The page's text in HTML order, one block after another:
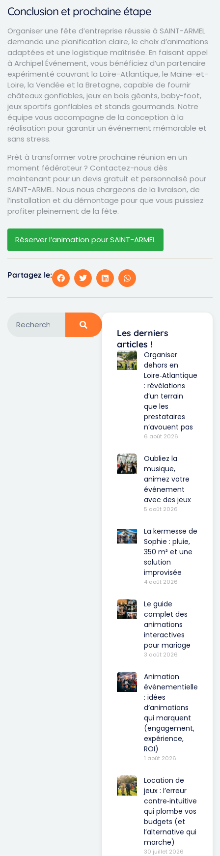
Conclusion et prochaine étape
Organiser une fête d’entreprise réussie à SAINT-ARMEL
demande une planification claire, le choix d’animations
adaptées et une logistique maîtrisée. En faisant appel
à Archipel Événement, vous bénéficiez d’un partenaire
expérimenté couvrant la Loire-Atlantique, le Maine-et-
Loire, la Vendée et la Bretagne, capable de fournir
châteaux gonflables, jeux en bois géants, baby-foot,
jeux sportifs gonflables et stands gourmands. Notre
équipe vous accompagne de la conception à la
réalisation pour garantir un événement mémorable et
sans stress.
Prêt à transformer votre prochaine réunion en un
moment fédérateur ? Contactez-nous dès
maintenant pour un devis gratuit et personnalisé pour
SAINT-ARMEL. Nous nous chargeons de la livraison, de
l’installation et du démontage pour que vous puissiez
profiter pleinement de la fête.
Réserver l’animation pour SAINT-ARMEL
Partagez le:
Les derniers
articles !
Organiser
dehors en
Loire‑Atlantique
: révélations
d’un terrain
que les
prestataires
n’avouent pas
6 août 2026
Oubliez la
musique,
animez votre
événement
avec des jeux
5 août 2026
La kermesse de
Sophie : pluie,
350 m² et une
solution
improvisée
4 août 2026
Le guide
complet des
animations
interactives
pour mariage
3 août 2026
Animation
événementielle
: idées
d’animations
qui marquent
(engagement,
expérience,
ROI)
1 août 2026
Location de
jeux : l’erreur
contre‑intuitive
qui plombe vos
budgets (et
l’alternative qui
marche)
30 juillet 2026